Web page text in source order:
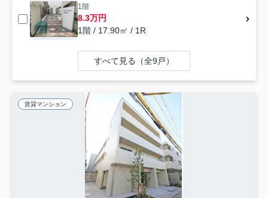
1階
8.3万円
1階 / 17.90㎡ / 1R
すべて見る（全9戸）
賃貸マンション